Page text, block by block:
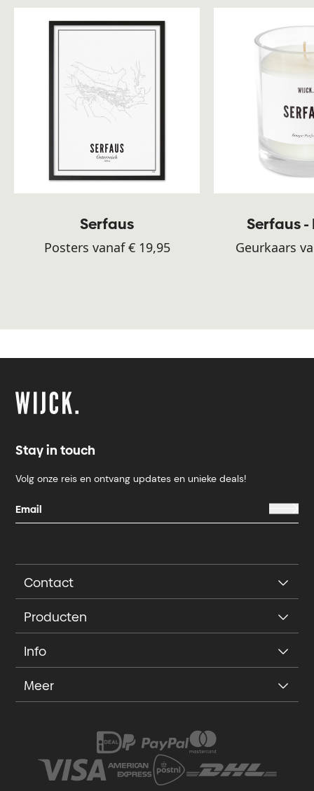
Serfaus
Posters vanaf € 19,95
Serfaus
Geurkaars
Stay in touch
Volg onze reis en ontvang updates en unieke deals!
Contact
Producten
Info
Meer